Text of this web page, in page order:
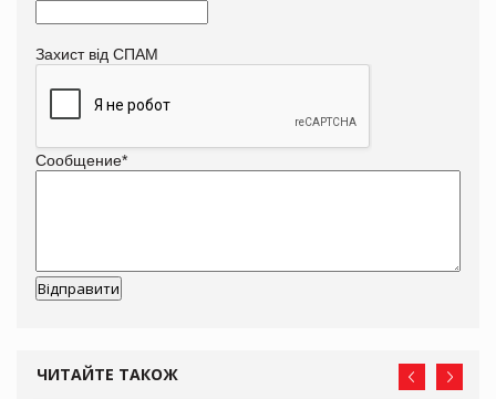
Захист від СПАМ
Сообщение*
ЧИТАЙТЕ ТАКОЖ